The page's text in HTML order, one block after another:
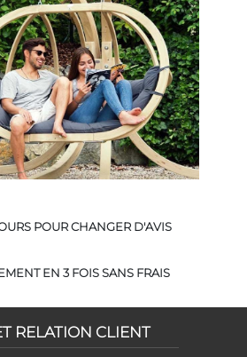
POUR CHANGER D'AVIS
EN 3 FOIS SANS FRAIS
RELATION CLIENT